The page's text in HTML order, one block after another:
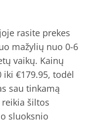
rasite prekes
mažylių nuo 0-6
vaikų. Kainų
€179.95, todėl
sau tinkamą
šiltos
sluoksnio